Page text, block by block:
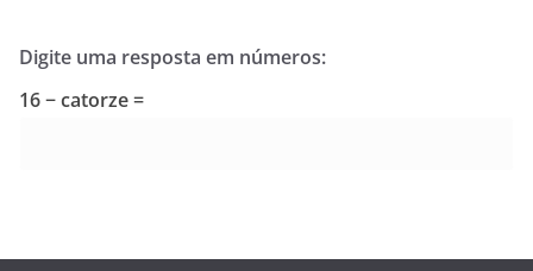
Digite uma resposta em números:
16 − catorze =